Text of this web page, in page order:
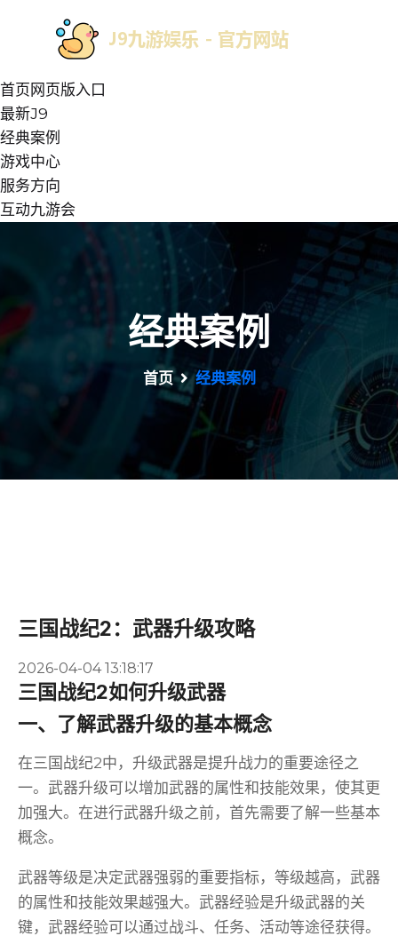
首页网页版入口
最新J9
经典案例
游戏中心
服务方向
互动九游会
经典案例
首页 经典案例
三国战纪2：武器升级攻略
2026-04-04 13:18:17
三国战纪2如何升级武器
一、了解武器升级的基本概念
在三国战纪2中，升级武器是提升战力的重要途径之
一。武器升级可以增加武器的属性和技能效果，使其更
加强大。在进行武器升级之前，首先需要了解一些基本
概念。
武器等级是决定武器强弱的重要指标，等级越高，武器
的属性和技能效果越强大。武器经验是升级武器的关
键，武器经验可以通过战斗、任务、活动等途径获得。